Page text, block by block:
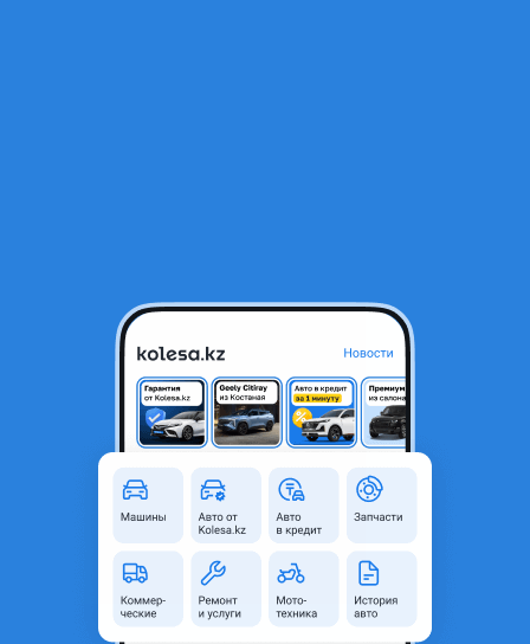
Левая Противотуманка фара на Toyota Prado 150 кузов!
Алматы, Алматинская
область
Новая
Код запчасти
150897